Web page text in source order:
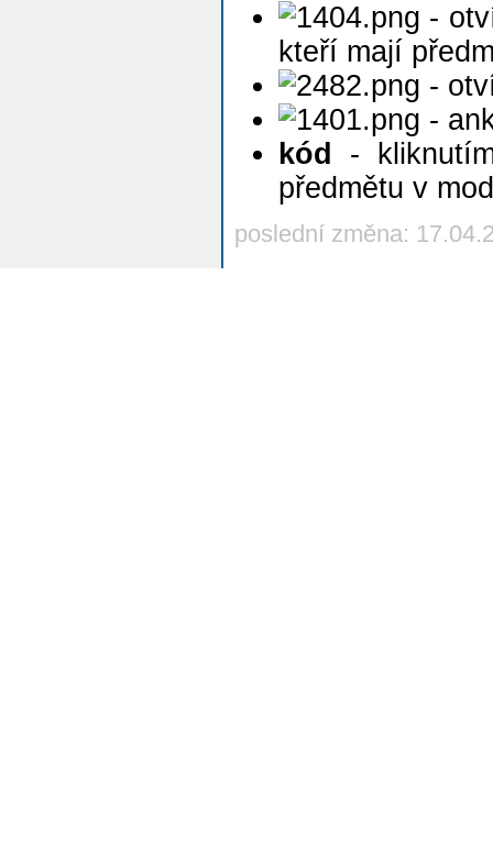
-
kteří mají
-
-
kód
-
předmětu v
poslední změna: